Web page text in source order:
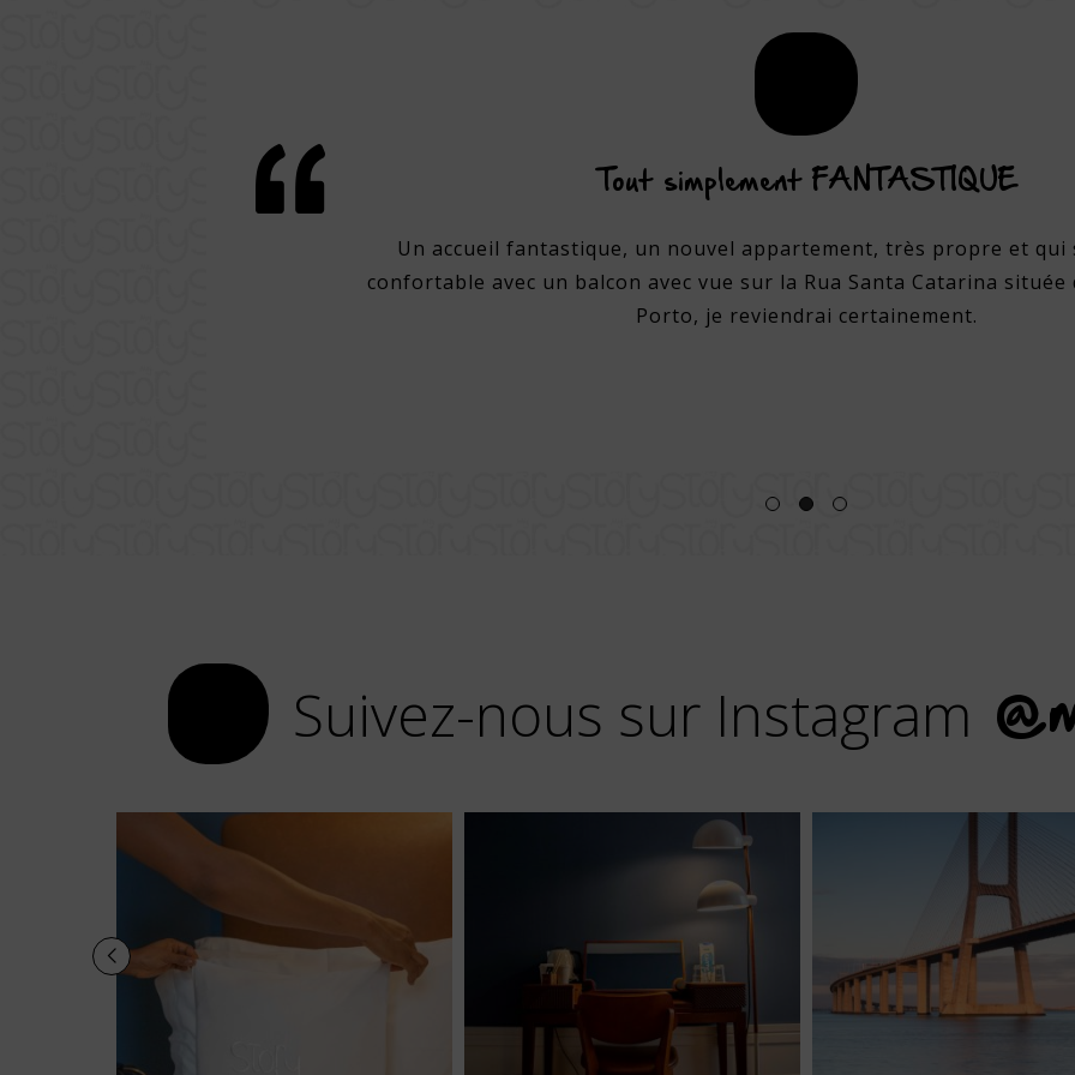
Tout simplement FANTASTIQUE
Un accueil fantastique, un nouvel appartement, très propre et qui
confortable avec un balcon avec vue sur la Rua Santa Catarina située
Porto, je reviendrai certainement.
Suivez-nous sur Instagram